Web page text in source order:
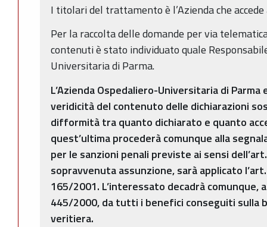
I titolari del trattamento è l’Azienda che
Per la raccolta delle domande per via
contenuti è stato individuato quale
Universitaria di Parma.
L’Azienda Ospedaliero-Universitaria di
veridicità del contenuto delle dichiarazioni
difformità tra quanto dichiarato e quanto
quest’ultima procederà comunque alla
per le sanzioni penali previste ai sensi
sopravvenuta assunzione, sarà applicato
165/2001. L’interessato decadrà comunque,
445/2000, da tutti i benefici conseguiti sulla
veritiera.